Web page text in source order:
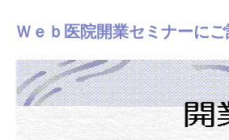
Ｗｅｂ医院開業セミナーに